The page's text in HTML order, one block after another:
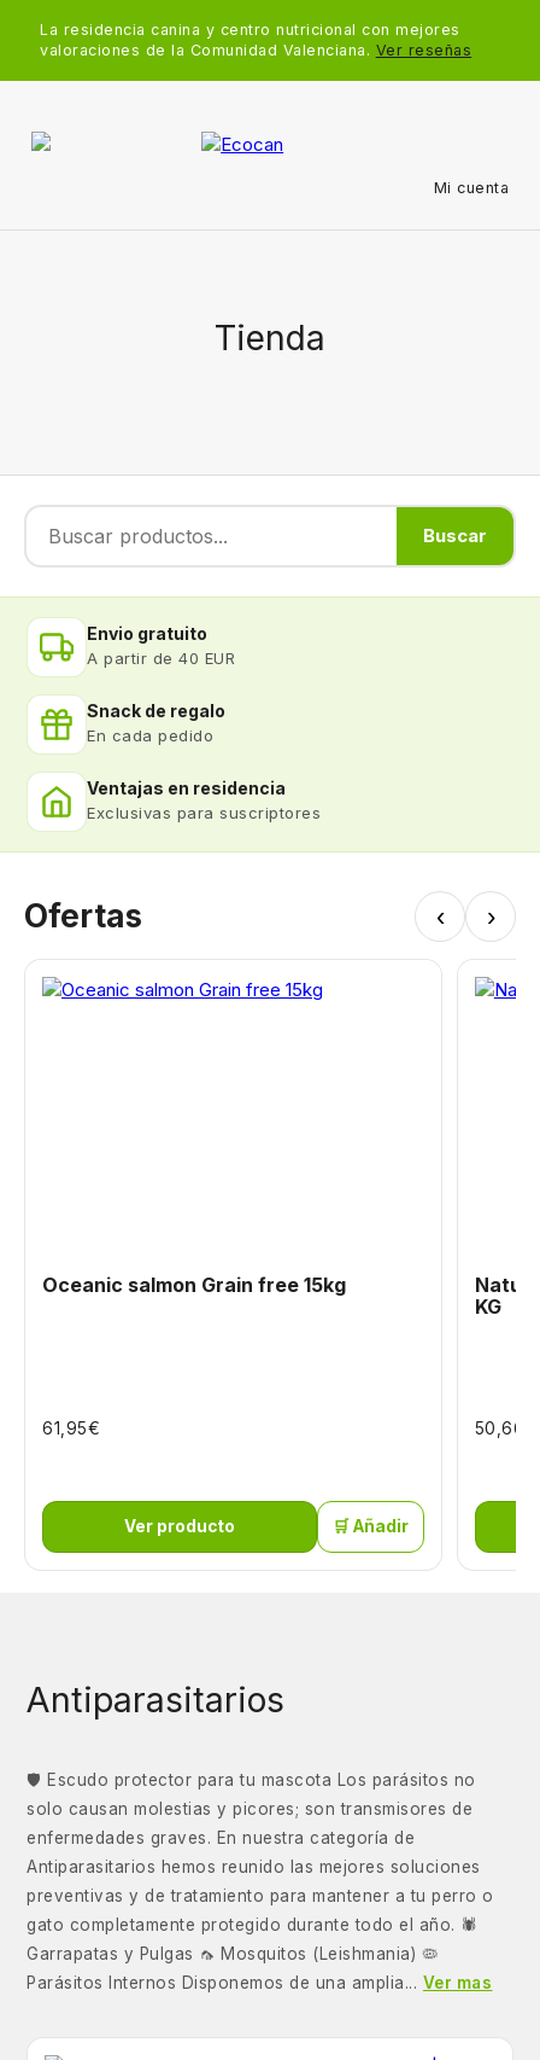
La residencia canina y centro nutricional con mejores
valoraciones de la Comunidad Valenciana. Ver reseñas
Mi cuenta
Tienda
Buscar
Envio gratuito
A partir de 40 EUR
Snack de regalo
En cada pedido
Ventajas en residencia
Exclusivas para suscriptores
Ofertas ‹ ›
Oceanic salmon Grain free 15kg
61,95€
Ver producto 🛒 Añadir
KG
50,66
Antiparasitarios
🛡️ Escudo protector para tu mascota Los parásitos no
solo causan molestias y picores; son transmisores de
enfermedades graves. En nuestra categoría de
Antiparasitarios hemos reunido las mejores soluciones
preventivas y de tratamiento para mantener a tu perro o
gato completamente protegido durante todo el año. 🕷️
Garrapatas y Pulgas 🦟 Mosquitos (Leishmania) 🦠
Parásitos Internos Disponemos de una amplia... Ver mas